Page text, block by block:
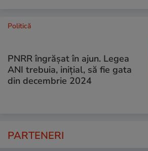
Politică
PNRR îngrășat în ajun. Legea
ANI trebuia, inițial, să fie gata
din decembrie 2024
PARTENERI